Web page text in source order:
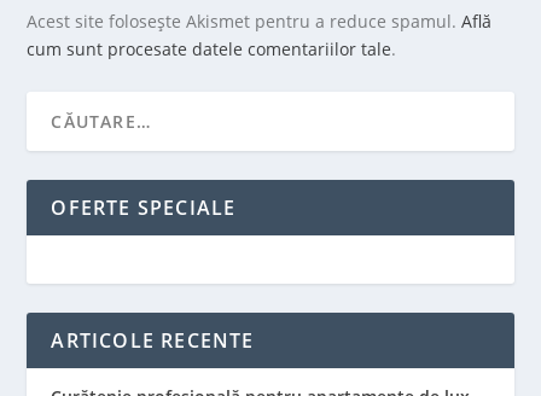
Acest site folosește Akismet pentru a reduce spamul.Află
cum sunt procesate datele comentariilor tale.
OFERTE SPECIALE
ARTICOLE RECENTE